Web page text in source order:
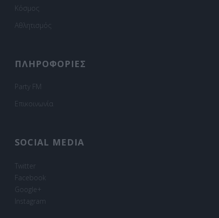
Κόσμος
Αθλητισμός
ΠΛΗΡΟΦΟΡΙΕΣ
Party FM
Επικοινωνία
SOCIAL MEDIA
Twitter
Facebook
Google+
Instagram